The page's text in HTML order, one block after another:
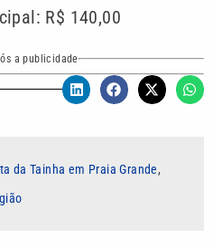
R$ 140,00
a publicidade
da Tainha em Praia Grande,